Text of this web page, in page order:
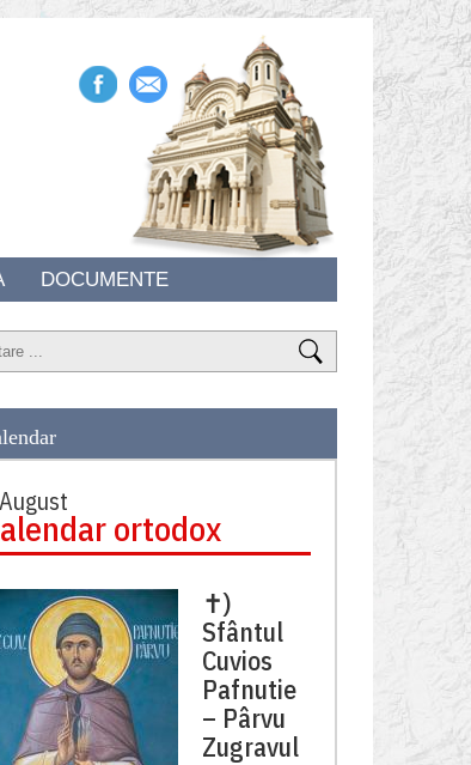
DOCUMENTE
ortodox
✝)
Sfântul
Cuvios
Pafnutie
– Pârvu
Zugravul